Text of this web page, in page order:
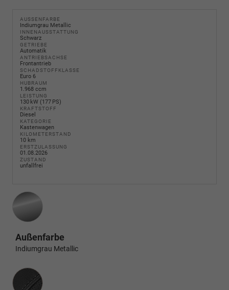
AUSSENFARBE
Indiumgrau Metallic
INNENAUSSTATTUNG
Schwarz
GETRIEBE
Automatik
ANTRIEBSACHSE
Frontantrieb
SCHADSTOFFKLASSE
Euro 6
HUBRAUM
1.968 ccm
LEISTUNG
130 kW (177 PS)
KRAFTSTOFF
Diesel
KATEGORIE
Kastenwagen
KILOMETERSTAND
10 km
ERSTZULASSUNG
01.08.2026
ZUSTAND
unfallfrei
Außenfarbe
Indiumgrau Metallic
Innenausstattung